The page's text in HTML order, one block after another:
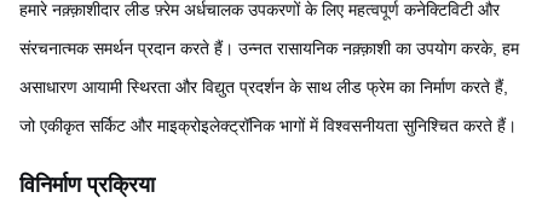
हमारे नक़्क़ाशीदार लीड फ़्रेम अर्धचालक उपकरणों के लिए महत्वपूर्ण कनेक्टिविटी और
संरचनात्मक समर्थन प्रदान करते हैं। उन्नत रासायनिक नक़्क़ाशी का उपयोग करके, हम
असाधारण आयामी स्थिरता और विद्युत प्रदर्शन के साथ लीड फ्रेम का निर्माण करते हैं,
जो एकीकृत सर्किट और माइक्रोइलेक्ट्रॉनिक भागों में विश्वसनीयता सुनिश्चित करते हैं।
विनिर्माण प्रक्रिया